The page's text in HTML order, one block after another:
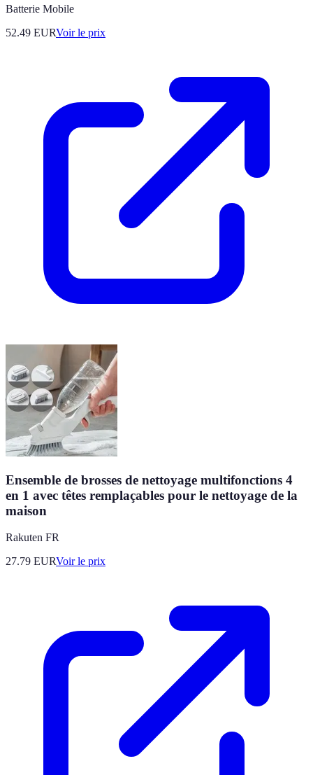
Batterie Mobile
52.49 EURVoir le prix
Ensemble de brosses de nettoyage multifonctions 4
en 1 avec têtes remplaçables pour le nettoyage de la
maison
Rakuten FR
27.79 EURVoir le prix